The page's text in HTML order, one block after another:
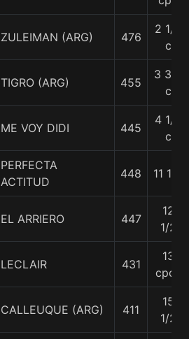
ZULEIMAN (ARG) 476
2 1/4
c
TIGRO (ARG) 455
3 3/4
c
ME VOY DIDI 445
4 1/4
c
PERFECTA
ACTITUD
448 11 1/4
EL ARRIERO 447
12
1/2
LECLAIR 431
13
cpos
CALLEUQUE (ARG) 411
15
1/2